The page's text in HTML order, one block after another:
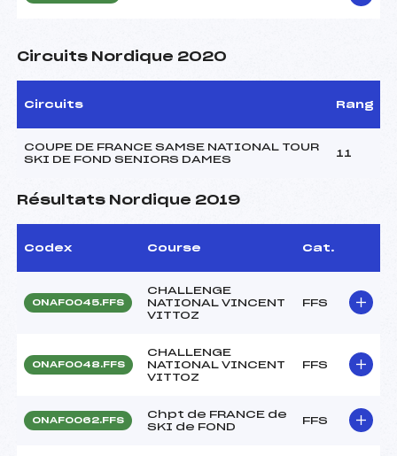
Circuits Nordique 2020
Circuits Rang
COUPE DE FRANCE SAMSE NATIONAL TOUR
SKI DE FOND SENIORS DAMES
11
Résultats Nordique 2019
Codex Course Cat.
ONAF0045.FFS
CHALLENGE
NATIONAL VINCENT
VITTOZ
FFS
ONAF0048.FFS
CHALLENGE
NATIONAL VINCENT
VITTOZ
FFS
ONAF0062.FFS
Chpt de FRANCE de
SKI de FOND
FFS